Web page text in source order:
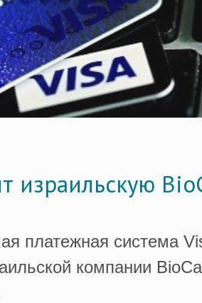
израильскую
платежная система
компании